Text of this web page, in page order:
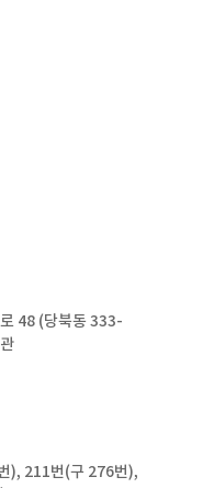
48 (당북동 333-
), 211번(구 276번),